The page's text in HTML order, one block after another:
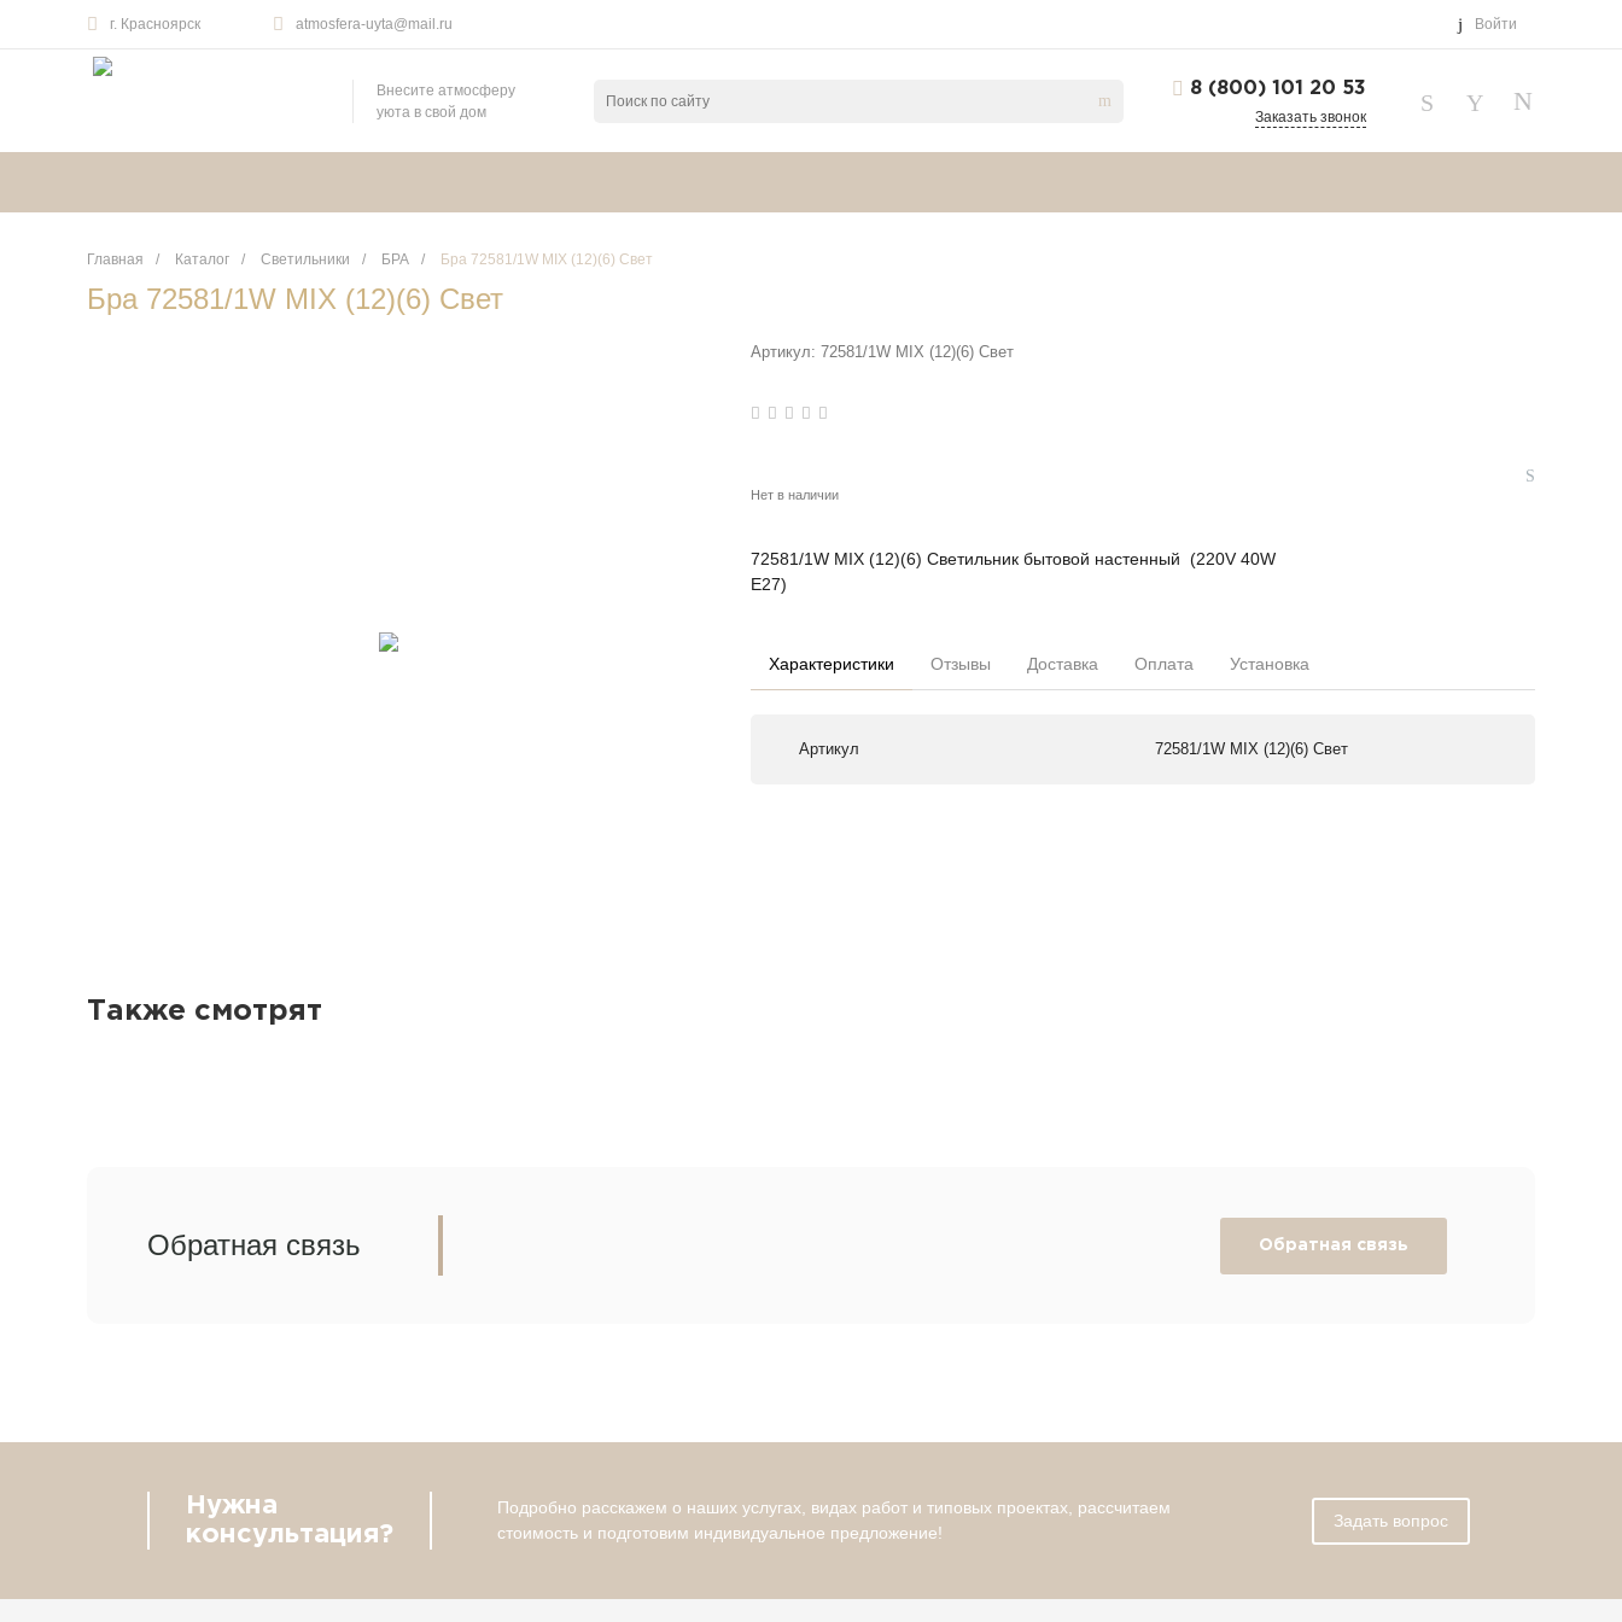
г. Красноярск atmosfera-uyta@mail.ru Войти
Внесите атмосферу
уюта в свой дом
8 (800) 101 20 53
Заказать звонок
Главная / Каталог / Светильники / БРА / Бра 72581/1W MIX (12)(6) Свет
Бра 72581/1W MIX (12)(6) Свет
Артикул: 72581/1W MIX (12)(6) Свет
Нет в наличии
72581/1W MIX (12)(6) Светильник бытовой настенный (220V 40W
E27)
Характеристики Отзывы Доставка Оплата Установка
Артикул 72581/1W MIX (12)(6) Свет
Также смотрят
Обратная связь Обратная связь
Нужна
консультация?
Подробно расскажем о наших услугах, видах работ и типовых проектах, рассчитаем
стоимость и подготовим индивидуальное предложение!
Задать вопрос